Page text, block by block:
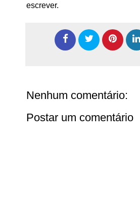
escrever.
Nenhum comentário:
Postar um comentário